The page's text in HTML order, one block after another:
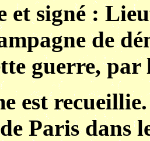
signé :
de
guerre, par
est
Paris dans